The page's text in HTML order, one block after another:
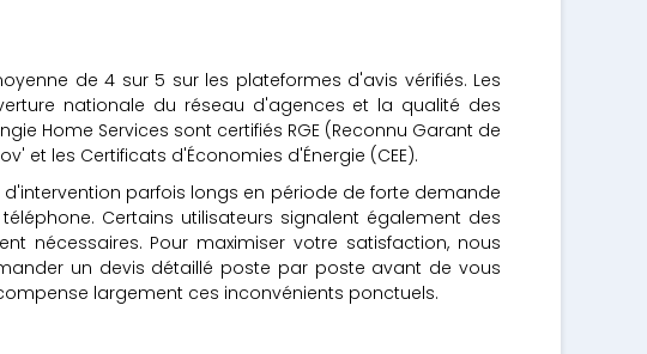
de 4 sur 5 sur les plateformes d'avis vérifiés. Les
nationale du réseau d'agences et la qualité des
Home Services sont certifiés RGE (Reconnu Garant de
et les Certificats d'Économies d'Énergie (CEE).
parfois longs en période de forte demande
Certains utilisateurs signalent également des
nécessaires. Pour maximiser votre satisfaction, nous
un devis détaillé poste par poste avant de vous
largement ces inconvénients ponctuels.